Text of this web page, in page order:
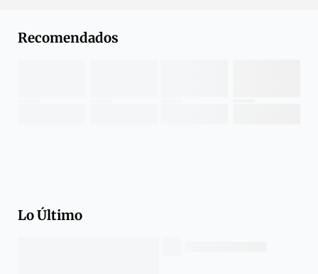
Recomendados
Lo Último